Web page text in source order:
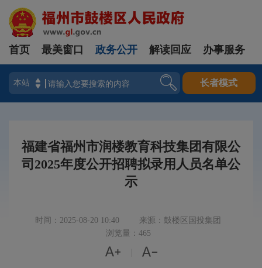
登录
首页 最美窗口 政务公开 解读回应 办事服务
长者模式
福建省福州市润楼教育科技集团有限公
司2025年度公开招聘拟录用人员名单公
示
时间：2025-08-20 10:40
来源：鼓楼区国投集团
浏览量：465
 